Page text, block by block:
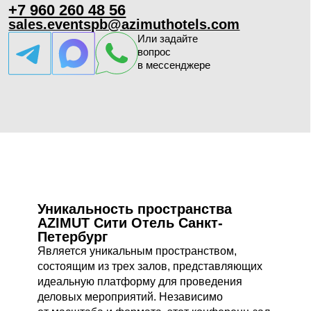
Уникальность пространства
AZIMUT Сити Отель Санкт-
Петербург
Является уникальным пространством,
состоящим из трех залов, представляющих
идеальную платформу для проведения
деловых мероприятий. Независимо
Оборудование
Радиомикрофон
1000 ₽ / день
Головной микрофон
400 ₽ / час
в зале
Встроенная плазменная
панель LG, 1920 × 1080,
диагональ 55 дюймов
Уфа
1500 ₽ / день
Встроенный лазерный
Кострома
3500 ₽ / день
Проведение